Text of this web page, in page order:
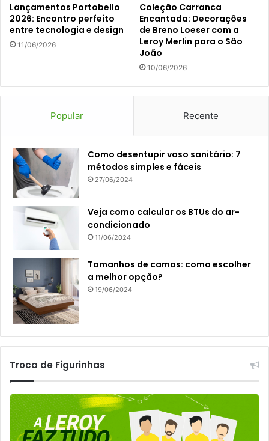
Lançamentos Portobello
2026: Encontro perfeito
entre tecnologia e design
11/06/2026
Coleção Carranca
Encantada: Decorações
de Breno Loeser com a
Leroy Merlin para o São
João
10/06/2026
Popular Recente
Como desentupir vaso sanitário: 7
métodos simples e fáceis
27/06/2024
Veja como calcular os BTUs do ar-
condicionado
11/06/2024
Tamanhos de camas: como escolher
a melhor opção?
19/06/2024
Troca de Figurinhas